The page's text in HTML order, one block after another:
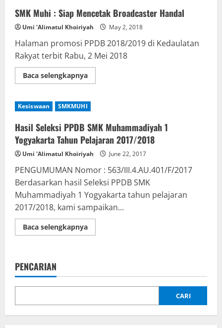
SMK Muhi : Siap Mencetak Broadcaster Handal
Umi 'Alimatul Khoiriyah May 2, 2018
Halaman promosi PPDB 2018/2019 di Kedaulatan
Rakyat terbit Rabu, 2 Mei 2018
Baca selengkapnyaRead
more
Muhi
:
Mencetak
Broadcaster
Handal
Kesiswaan SMKMUHI
Hasil Seleksi PPDB SMK Muhammadiyah 1
Yogyakarta Tahun Pelajaran 2017/2018
Umi 'Alimatul Khoiriyah June 22, 2017
PENGUMUMAN Nomor : 563/III.4.AU.401/F/2017
Berdasarkan hasil Seleksi PPDB SMK
Muhammadiyah 1 Yogyakarta tahun pelajaran
2017/2018, kami sampaikan...
Baca selengkapnyaRead
more
Muhammadiyah
Yogyakarta
Pelajaran
PENCARIAN
CARI